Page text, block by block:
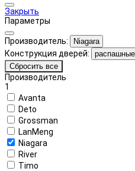
Закрыть
Параметры
Производитель: Niagara
Конструкция дверей:
распашные
Сбросить все
Производитель
1
Avanta
Deto
Grossman
LanMeng
Niagara
River
Timo